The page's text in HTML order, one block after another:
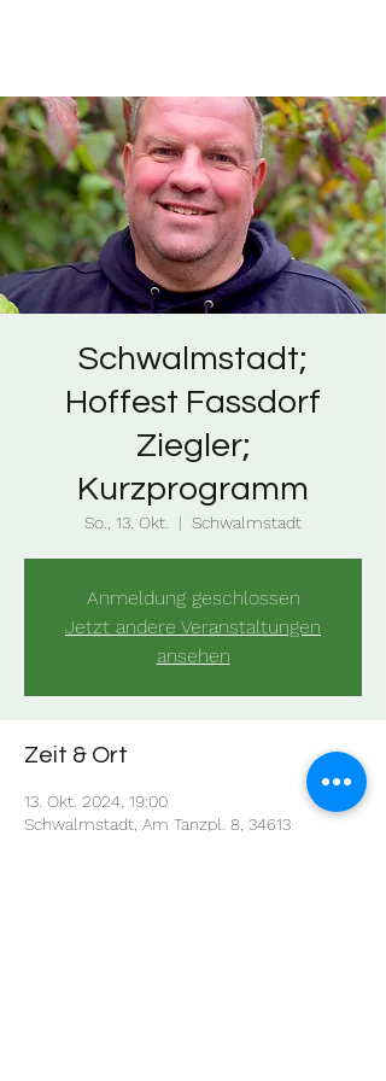
Schwalmstadt;
Hoffest Fassdorf
Ziegler;
Kurzprogramm
So., 13. Okt.
  |
Schwalmstadt
Anmeldung geschlossen
Jetzt andere Veranstaltungen
ansehen
Zeit & Ort
13. Okt. 2024, 19:00
Schwalmstadt, Am Tanzpl. 8, 34613